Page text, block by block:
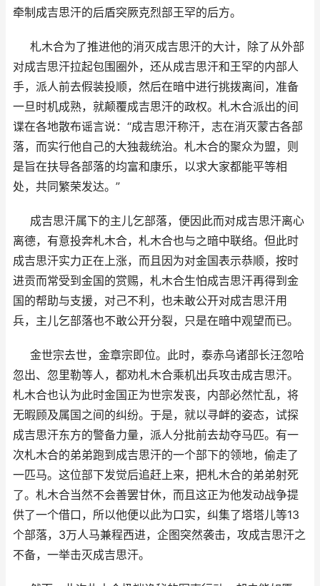
牵制成吉思汗的后盾突厥克烈部王罕的后方。
札木合为了推进他的消灭成吉思汗的大计，除了从外部
对成吉思汗拉起包围圈外，还从成吉思汗和王罕的内部人
手，派人前去假装投顺，然后在暗中进行挑拨离间，准备
一旦时机成熟，就颠覆成吉思汗的政权。札木合派出的间
谍在各地散布谣言说：“成吉思汗称汗，志在消灭蒙古各部
落，而实行他自己的大独裁统治。札木合的聚众为盟，则
是旨在扶导各部落的均富和康乐，以求大家都能平等相
处，共同繁荣发达。”
成吉思汗属下的主儿乞部落，便因此而对成吉思汗离心
离德，有意投奔札木合，札木合也与之暗中联络。但此时
成吉思汗实力正在上涨，而且因为对金国表示恭顺，按时
进贡而常受到金国的赏赐，札木合生怕成吉思汗再得到金
国的帮助与支援，对己不利，也未敢公开对成吉思汗用
兵，主儿乞部落也不敢公开分裂，只是在暗中观望而已。
金世宗去世，金章宗即位。此时，泰赤乌诸部长汪忽哈
忽出、忽里勒等人，都劝札木合乘机出兵攻击成吉思汗。
札木合也认为此时金国正为世宗发丧，内部必然忙乱，将
无暇顾及属国之间的纠纷。于是，就以寻衅的姿态，试探
成吉思汗东方的警备力量，派人分批前去劫夺马匹。有一
次札木合的弟弟跑到成吉思汗的一个部下的领地，偷走了
一匹马。这位部下发觉后追赶上来，把札木合的弟弟射死
了。札木合当然不会善罢甘休，而且这正为他发动战争提
供了一个借口，所以他便以此为口实，纠集了塔塔儿等13
个部落，3万人马兼程西进，企图突然袭击，攻成吉思汗之
不备，一举击灭成吉思汗。